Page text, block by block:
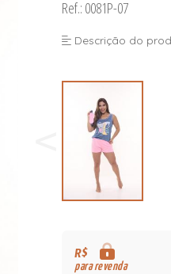
Ref.: 0081P-07
Descrição do
R$
para revenda